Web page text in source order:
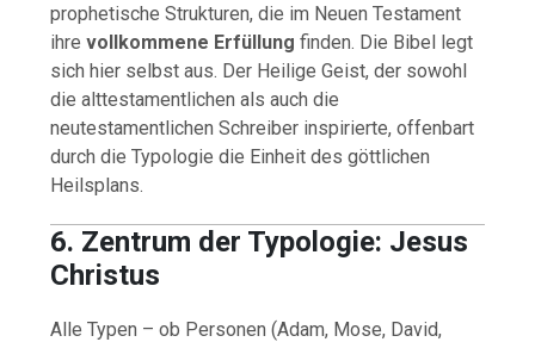
prophetische Strukturen, die im Neuen Testament
ihrevollkommene Erfüllung finden. Die Bibel legt
sich hier selbst aus. Der Heilige Geist, der sowohl
die alttestamentlichen als auch die
neutestamentlichen Schreiber inspirierte, offenbart
durch die Typologie die Einheit des göttlichen
Heilsplans.
6. Zentrum der Typologie: Jesus
Christus
Alle Typen – ob Personen (Adam, Mose, David,